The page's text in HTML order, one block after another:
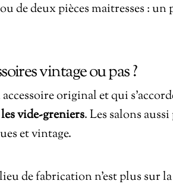
de deux pièces maitresses :
vintage ou pas ?
original et qui
vide-greniers. Les salons
et vintage.
de fabrication n’est plus sur